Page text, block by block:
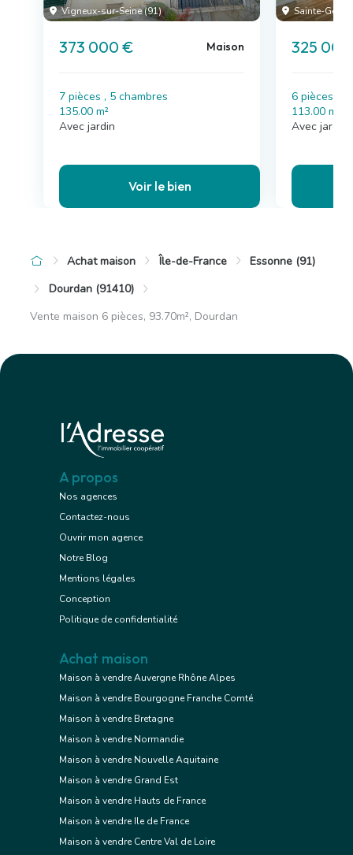
Vigneux-sur-Seine (91)
373 000 € Maison
7 pièces , 5 chambres
135.00 m²
Avec jardin
Voir le bien
Sainte-
325
6 pièces , 3
113.00 m²
Avec
Achat maison Île-de-France
Essonne (91)
Dourdan (91410)
Vente maison 6 pièces, 93.70m², Dourdan
A propos
Nos agences
Contactez-nous
Ouvrir mon agence
Notre Blog
Mentions légales
Conception
Politique de confidentialité
Achat maison
Maison à vendre Auvergne Rhône Alpes
Maison à vendre Bourgogne Franche Comté
Maison à vendre Bretagne
Maison à vendre Normandie
Maison à vendre Nouvelle Aquitaine
Maison à vendre Grand Est
Maison à vendre Hauts de France
Maison à vendre Ile de France
Maison à vendre Centre Val de Loire